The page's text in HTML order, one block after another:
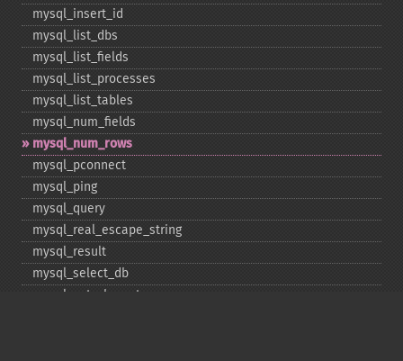
mysql_​insert_​id
mysql_​list_​dbs
mysql_​list_​fields
mysql_​list_​processes
mysql_​list_​tables
mysql_​num_​fields
mysql_​num_​rows
mysql_​pconnect
mysql_​ping
mysql_​query
mysql_​real_​escape_​string
mysql_​result
mysql_​select_​db
mysql_​set_​charset